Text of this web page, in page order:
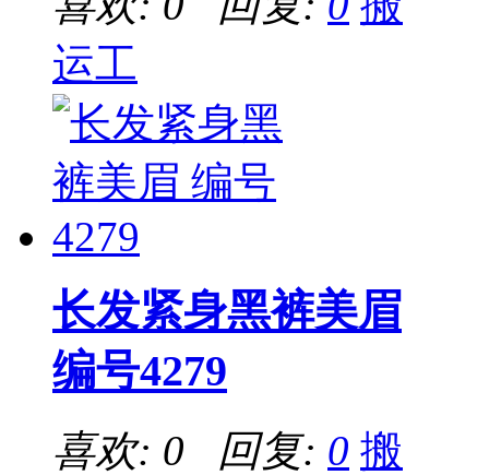
运工
长发紧身黑裤美眉
编号4279
喜欢: 0 回复: 0 搬